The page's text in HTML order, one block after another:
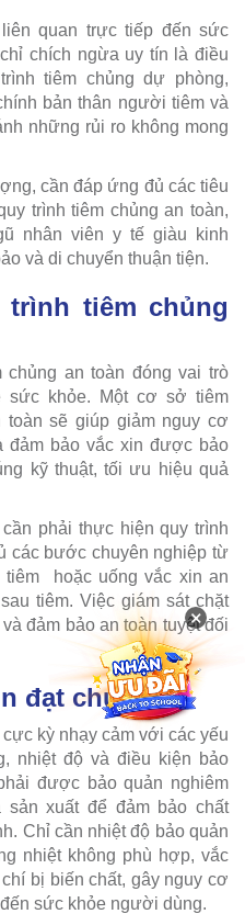
quan trực tiếp đến sức
chích ngừa uy tín là điều
tiêm chủng dự phòng,
bản thân người tiêm và
những rủi ro không mong
cần đáp ứng đủ các tiêu
trình tiêm chủng an toàn,
nhân viên y tế giàu kinh
và di chuyển thuận tiện.
tiêm chủng
an toàn đóng vai trò
sức khỏe. Một cơ sở tiêm
toàn sẽ giúp giảm nguy cơ
đảm bảo vắc xin được bảo
kỹ thuật, tối ưu hiệu quả
phải thực hiện quy trình
các bước chuyên nghiệp từ
hoặc uống vắc xin an
tiêm. Việc giám sát chặt
đảm bảo an toàn tuyệt đối
đạt chuẩn
kỳ nhạy cảm với các yếu
nhiệt độ và điều kiện bảo
được bảo quản nghiêm
sản xuất để đảm bảo chất
Chỉ cần nhiệt độ bảo quản
nhiệt không phù hợp, vắc
bị biến chất, gây nguy cơ
sức khỏe người dùng.
×